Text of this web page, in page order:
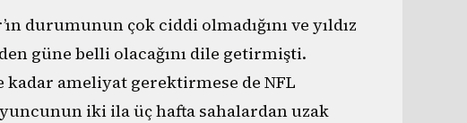
durumunun çok ciddi olmadığını ve yıldız
güne belli olacağını dile getirmişti.
kadar ameliyat gerektirmese de NFL
iki ila üç hafta sahalardan uzak